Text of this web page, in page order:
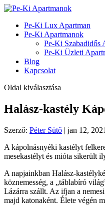
Pe-Ki Lux Apartman
Pe-Ki Apartmanok
Pe-Ki Szabadidős
Pe-Ki Üzleti
Blog
Kapcsolat
Oldal kiválasztása
Halász-kastély
Szerző: Péter Sütő | jan 12, 2021
A kápolnásnyéki kastélyt
mesekastélyt és mióta sikerült
A napjainkban Halász-
köznemesség, a „táblabíró
Lázárra szállt. Az ifjan a
majd katonaként. Élete végén